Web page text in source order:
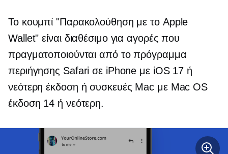
Το κουμπί "Παρακολούθηση με το Apple
Wallet" είναι διαθέσιμο για αγορές που
πραγματοποιούνται από το πρόγραμμα
περιήγησης Safari σε iPhone με iOS 17 ή
νεότερη έκδοση ή συσκευές Mac με Mac OS
έκδοση 14 ή νεότερη.